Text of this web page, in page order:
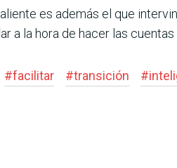
es además el que
a la hora de hacer las cuentas
#facilitar #transición #